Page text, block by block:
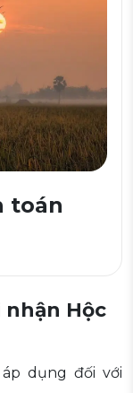
toán
Hộc
dụng đối với